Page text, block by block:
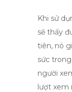
Khi sử
sẽ thấy
tiên, nó
sức
người
lượt xem